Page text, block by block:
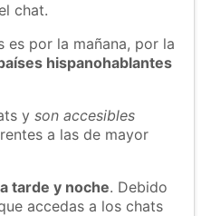
chat.
es por la mañana, por la
hispanohablantes
yson accesibles
a las de mayor
tarde y noche. Debido
accedas a los chats